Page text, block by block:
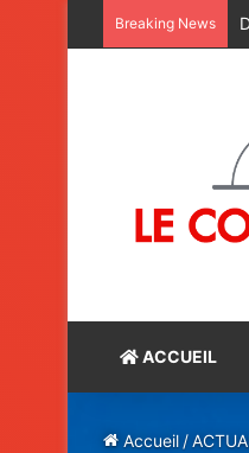
Breaking News
ACCUEIL
Accueil /